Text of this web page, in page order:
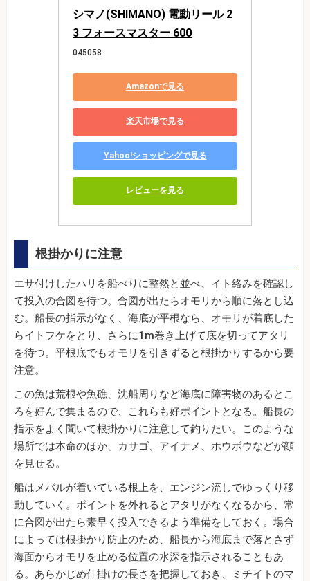
シマノ(SHIMANO) 電動リール 2
3 フォースマスター 600
045058
Amazonで見る
楽天市場で見る
Yahoo!ショッピングで見る
レビューを見る
根掛かりに注意
エサ付けしたハリを船べりに整然と並べ、イト絡みを確認し
て投入の合図を待つ。合図が出たらオモリから順に落とし込
む。船長の指示がなく、海底が平根なら、オモリが着底した
らイトフケをとり、さらに1m巻き上げて底を切ってアタリ
を待つ。平根底でもオモリを引きずると根掛かりするから要
注意。
この魚は荒根や魚礁、沈船周りなど海底に障害物のあるとこ
ろを好んで集まるので、これらも好ポイントとなる。船長の
指示をよく聞いて根掛かりに注意して釣りたい。このような
場所では本命のほか、カサゴ、アイナメ、ホウボウなどが顔
を見せる。
船はメバルが着いている根上を、エンジン流しでゆっくり移
動していく。ポイントを外れるとアタリがなくなるから、常
に合図が出たら素早く投入できるよう準備をしておく。場合
によっては根掛かり防止のため、船長から海底まで落とさず
海面からオモリを止める位置の水深を指示されることもあ
る。あらかじめ仕掛けの長さを把握しておき、ミチイトのマ